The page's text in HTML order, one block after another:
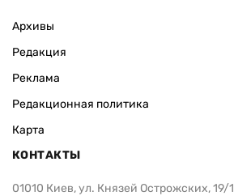
Архивы
Редакция
Реклама
Редакционная политика
Карта
КОНТАКТЫ
01010 Киев, ул. Князей Острожских, 19/1